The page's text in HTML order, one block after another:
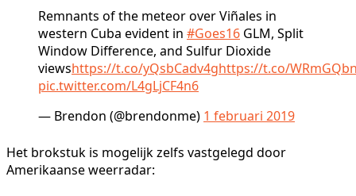
Remnants of the meteor over Viñales in
western Cuba evident in #Goes16 GLM, Split
Window Difference, and Sulfur Dioxide
viewshttps://t.co/yQsbCadv4ghttps://t.co/
pic.twitter.com/L4gLjCF4n6
— Brendon (@brendonme) 1 februari 2019
Het brokstuk is mogelijk zelfs vastgelegd door
Amerikaanse weerradar: